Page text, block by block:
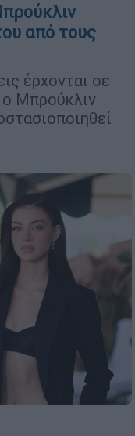
από τους
έρχονται σε
ο Μπρούκλιν